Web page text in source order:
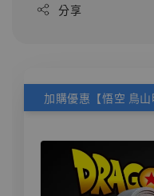
分享